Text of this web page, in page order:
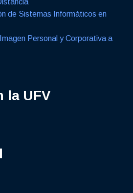
de Sistemas Informáticos en
Personal y Corporativa a
la UFV